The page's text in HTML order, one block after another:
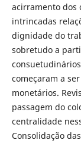
acirramento dos
intrincadas
dignidade do
sobretudo a
começaram a
monetários.
passagem do
centralidade
Consolidação